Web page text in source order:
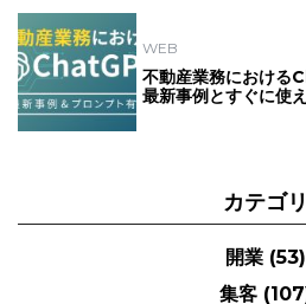
WEB
不動産業務における
最新事例とすぐに使
カテゴリ
開業 (53)
集客